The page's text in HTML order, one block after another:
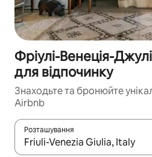
Фріулі-Венеція-
для відпочинку
Знаходьте та бронюйте
Airbnb
Розташування
Отримавши результати пошуку,